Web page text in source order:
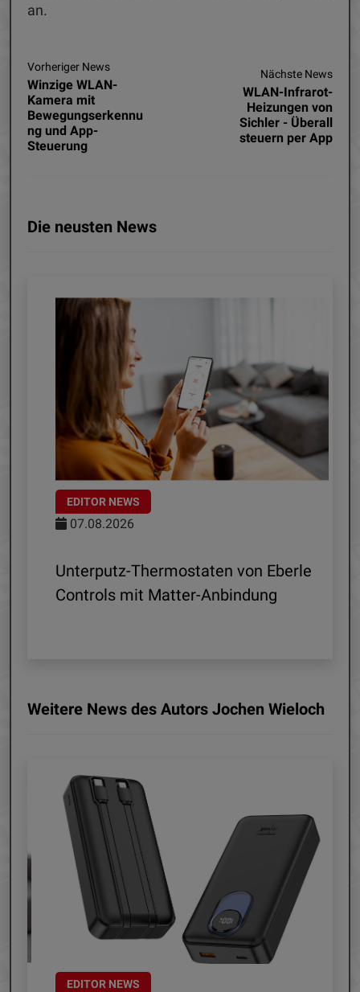
an.
Vorheriger News
Winzige WLAN-
Kamera mit
Bewegungserkennu
ng und App-
Steuerung
Nächste News
WLAN-Infrarot-
Heizungen von
Sichler - Überall
steuern per App
Die neusten News
EDITOR NEWS
07.08.2026
Unterputz-Thermostaten von Eberle
Controls mit Matter-Anbindung
Weitere News des Autors Jochen Wieloch
EDITOR NEWS